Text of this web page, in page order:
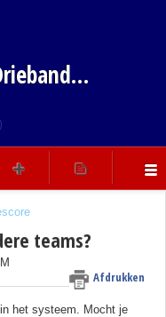
Helpdesk sectie Driebanden
teams?
Afdrukken
het systeem. Mocht je